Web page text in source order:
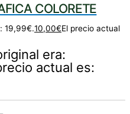
COLORETE
19,99€.10,00€El precio actual
era:
actual es: